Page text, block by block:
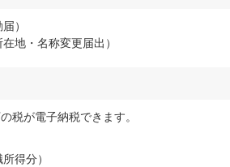
）
地・名称変更届出）
税が電子納税できます。
得分）